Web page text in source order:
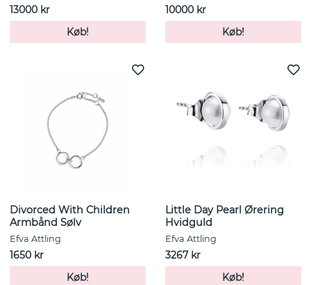
13000 kr
Køb!
10000 kr
Køb!
Divorced With Children
Armbånd Sølv
Efva Attling
1650 kr
Køb!
Little Day Pearl Ørering
Hvidguld
Efva Attling
3267 kr
Køb!